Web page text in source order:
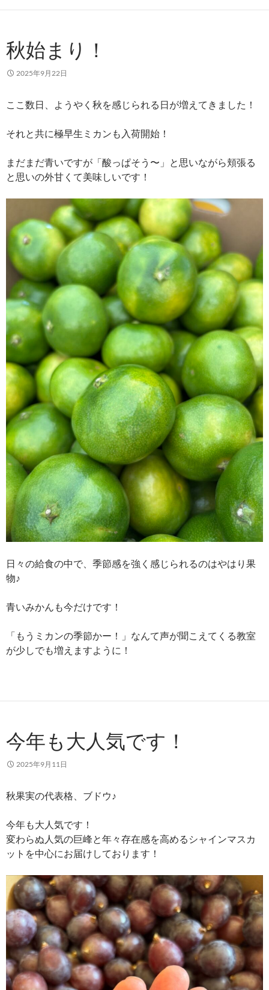
秋始まり！
2025年9月22日
ここ数日、ようやく秋を感じられる日が増えてきました！
それと共に極早生ミカンも入荷開始！
まだまだ青いですが「酸っぱそう〜」と思いながら頬張る
と思いの外甘くて美味しいです！
日々の給食の中で、季節感を強く感じられるのはやはり果
物♪
青いみかんも今だけです！
「もうミカンの季節かー！」なんて声が聞こえてくる教室
が少しでも増えますように！
今年も大人気です！
2025年9月11日
秋果実の代表格、ブドウ♪
今年も大人気です！
変わらぬ人気の巨峰と年々存在感を高めるシャインマスカ
ットを中心にお届けしております！